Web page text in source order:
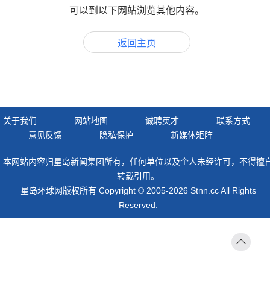
可以到以下网站浏览其他内容。
返回主页
关于我们 网站地图 诚聘英才
联系方式
意见反馈
隐私保护 新媒体矩阵
本网站内容归星岛新闻集团所有，任何单位以及个人未经许可，不得擅
转载引用。
星岛环球网版权所有 Copyright © 2005-2026 Stnn.cc All Rights
Reserved.